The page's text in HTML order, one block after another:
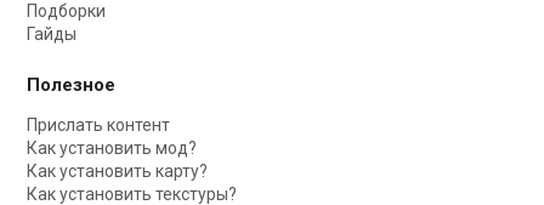
Подборки
Гайды
Полезное
Прислать контент
Как установить мод?
Как установить карту?
Как установить текстуры?